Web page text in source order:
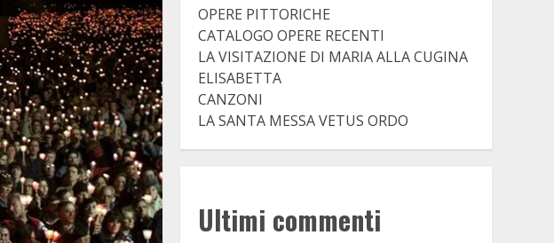
OPERE PITTORICHE
CATALOGO OPERE RECENTI
LA VISITAZIONE DI MARIA ALLA CUGINA
ELISABETTA
CANZONI
LA SANTA MESSA VETUS ORDO
Ultimi commenti